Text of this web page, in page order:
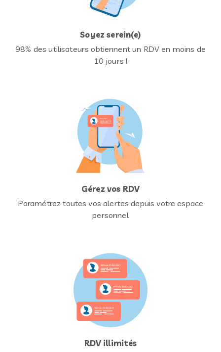
Soyez serein(e)
98% des utilisateurs obtiennent un RDV en moins de
10 jours !
Gérez vos RDV
Paramétrez toutes vos alertes depuis votre espace
personnel
RDV illimités